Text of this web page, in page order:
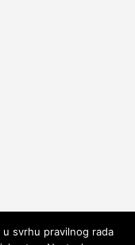
svrhu pravilnog rada